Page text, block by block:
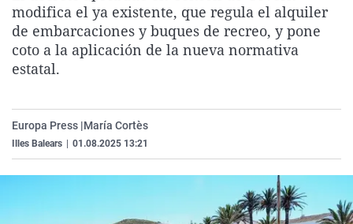
La rosa de los vientos
Gente viajera
Caso
Retornados
Extremadura
Galicia
Virales
Televisión
modifica el ya existente, que regula el alquiler
de embarcaciones y buques de recreo, y pone
coto a la aplicación de la nueva normativa
estatal.
Europa Press |María Cortès
Illes Balears 01.08.2025 13:21